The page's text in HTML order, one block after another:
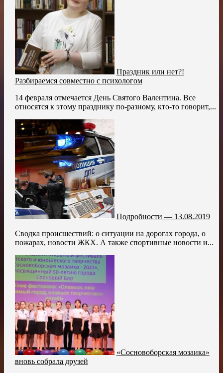
Праздник или нет?!
Разбираемся совместно с психологом
14 февраля отмечается День Святого Валентина. Все
относятся к этому празднику по-разному, кто-то говорит,...
Подробности — 13.08.2019
Сводка происшествий: о ситуации на дорогах города, о
пожарах, новости ЖКХ. А также спортивные новости и...
«Сосновоборская мозаика»
вновь собрала друзей